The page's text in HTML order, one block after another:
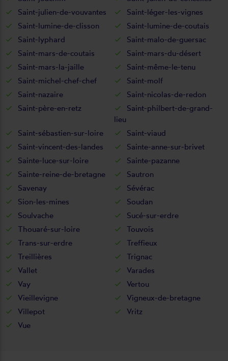
Saint-julien-de-vouvantes
Saint-léger-les-vignes
Saint-lumine-de-clisson
Saint-lumine-de-coutais
Saint-lyphard
Saint-malo-de-guersac
Saint-mars-de-coutais
Saint-mars-du-désert
Saint-mars-la-jaille
Saint-même-le-tenu
Saint-michel-chef-chef
Saint-molf
Saint-nazaire
Saint-nicolas-de-redon
Saint-père-en-retz
Saint-philbert-de-grand-
lieu
Saint-sébastien-sur-loire
Saint-viaud
Saint-vincent-des-landes
Sainte-anne-sur-brivet
Sainte-luce-sur-loire
Sainte-pazanne
Sainte-reine-de-bretagne
Sautron
Savenay
Sévérac
Sion-les-mines
Soudan
Soulvache
Sucé-sur-erdre
Thouaré-sur-loire
Touvois
Trans-sur-erdre
Treffieux
Treillières
Trignac
Vallet
Varades
Vay
Vertou
Vieillevigne
Vigneux-de-bretagne
Villepot
Vritz
Vue